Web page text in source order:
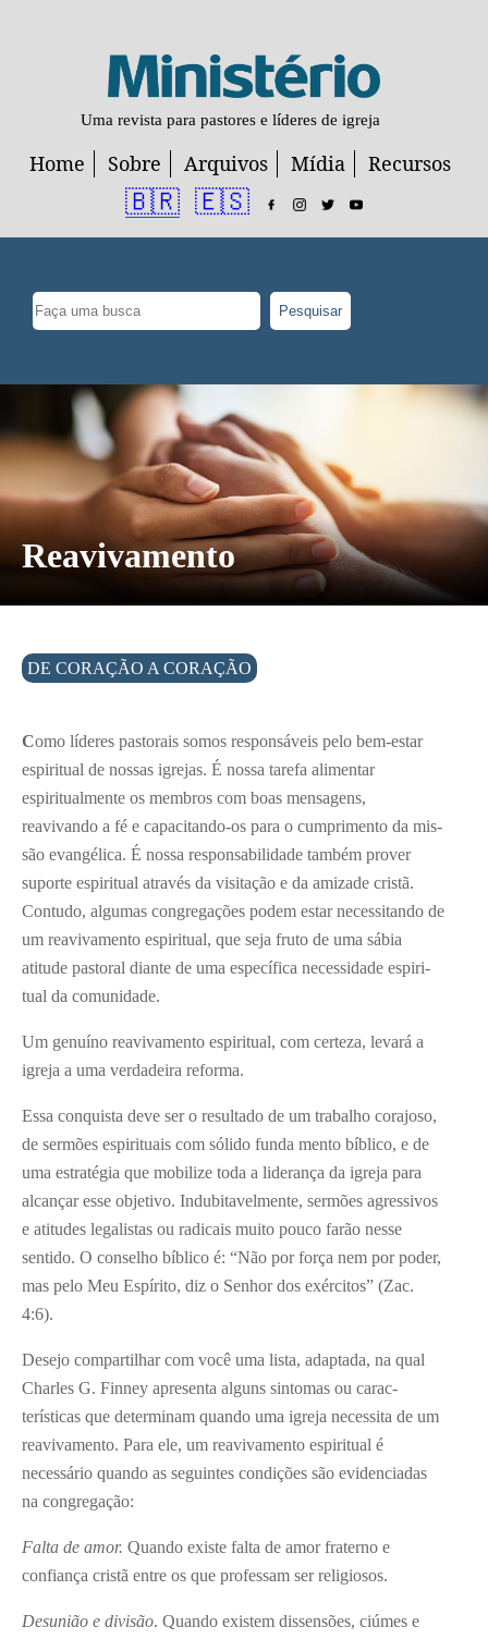
Uma revista para pastores e líderes de igreja
Home Sobre Arquivos Mídia Recursos
🇧🇷 🇪🇸
Pesquisar
Reavivamento
DE CORAÇÃO A CORAÇÃO
Como líderes pastorais somos respon­sáveis pelo bem-estar
espiritual de nossas igrejas. É nossa tarefa alimentar
espiritualmente os membros com boas mensagens,
reavivando a fé e capaci­tando-os para o cumprimento da mis­
são evangélica. É nossa responsabilidade também prover
suporte espiritual através da visitação e da amizade cristã.
Contudo, algumas congregações podem estar necessitando de
um reavivamento espiritual, que seja fruto de uma sábia
atitude pastoral diante de uma específica necessidade espiri­
tual da comunidade.
Um genuíno reavivamento espiritual, com certeza, levará a
igreja a uma verdadeira reforma.
Essa conquista deve ser o resul­tado de um trabalho corajoso,
de sermões espirituais com sólido funda­ mento bíblico, e de
uma estratégia que mobilize toda a liderança da igreja para
alcançar esse objetivo. Indubita­velmente, sermões agressivos
e atitu­des legalistas ou radicais muito pouco farão nesse
sentido. O conselho bíblico é: “Não por força nem por poder,
mas pelo Meu Espírito, diz o Senhor dos exércitos” (Zac.
4:6).
Desejo compartilhar com você uma lista, adaptada, na qual
Charles G. Fin­ney apresenta alguns sintomas ou carac­
terísticas que determinam quando uma igreja necessita de um
reavivamento. Para ele, um reavivamento espiritual é
necessário quando as seguintes condi­ções são evidenciadas
na congregação:
Falta de amor. Quando existe falta de amor fraterno e
confiança cristã en­tre os que professam ser religiosos.
Desunião e divisão. Quando existem dissensões, ciúmes e